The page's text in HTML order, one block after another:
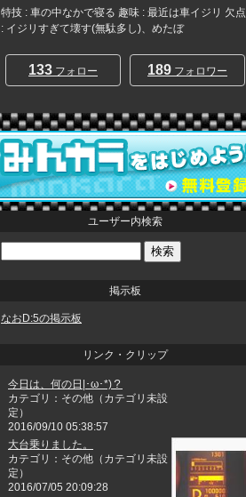
特技 : 車の中なかで寝る 趣味 : 最近は車イジリ 欠点
: イジリすぎて壊す(無駄多し)、めたぼ
133 フォロー 189 フォロワー
ユーザー内検索
掲示板
なおD:5の掲示板
リンク・クリップ
今日は、何の日|･ω･*)？
カテゴリ：その他（カテゴリ未設
定）
2016/09/10 05:38:57
大台乗りました。
カテゴリ：その他（カテゴリ未設
定）
2016/07/05 20:09:28